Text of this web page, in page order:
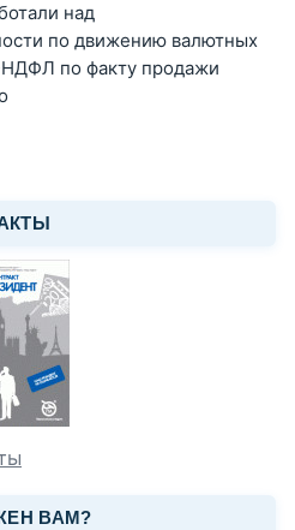
над
по движению валютных
по факту продажи
ВАМ?